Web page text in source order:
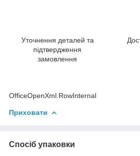
Уточнення деталей та
підтвердження
замовлення
OfficeOpenXml.RowInternal
Приховати
Спосіб упаковки